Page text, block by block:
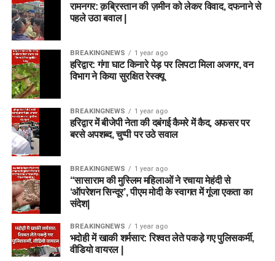
रामनगर: क़ब्रिस्तान की ज़मीन को लेकर विवाद, दफनाने से
पहले उठा बवाल |
BREAKINGNEWS 1 year ago
हरिद्वार: गंगा घाट किनारे पेड़ पर लिपटा मिला अजगर, वन
विभाग ने किया सुरक्षित रेस्क्यू
BREAKINGNEWS 1 year ago
हरिद्वार में बीजेपी नेता की दबंगई कैमरे में कैद, अफसर पर
बरसे अपशब्द, चुप्पी पर उठे सवाल
BREAKINGNEWS 1 year ago
“सासाराम की मुस्लिम महिलाओं ने रचाया मेहंदी से
‘ऑपरेशन सिन्दूर’, पीएम मोदी के स्वागत में गूंजा एकता का
संदेश|
BREAKINGNEWS 1 year ago
भदोही में खाकी शर्मसार: रिश्वत लेते पकड़े गए पुलिसकर्मी,
वीडियो वायरल |